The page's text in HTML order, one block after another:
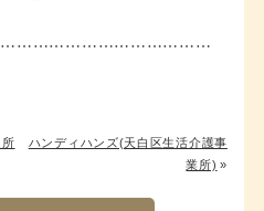
ハンディハンズ(天白区生活介護事
業所) »